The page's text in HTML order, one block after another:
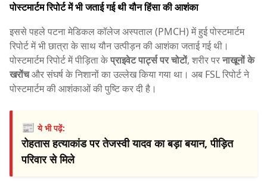
पोस्टमार्टम रिपोर्ट में भी जताई गई थी यौन हिंसा की आशंका
इससे पहले पटना मेडिकल कॉलेज अस्पताल (PMCH) में हुई पोस्टमार्टम
रिपोर्ट में भी छात्रा के साथ यौन उत्पीड़न की आशंका जताई गई थी।
पोस्टमार्टम रिपोर्ट में पीड़िता केप्राइवेट पार्ट्स पर चोटों, शरीर परनाखूनों के
खरोंचऔर संघर्ष के निशानों का उल्लेख किया गया था। अब FSL रिपोर्ट ने
पोस्टमार्टम की आशंकाओं की पुष्टि कर दी है।
📰ये भी पढ़ें:
रोहतास हत्याकांड पर तेजस्वी यादव का बड़ा बयान, पीड़ित
परिवार से मिले